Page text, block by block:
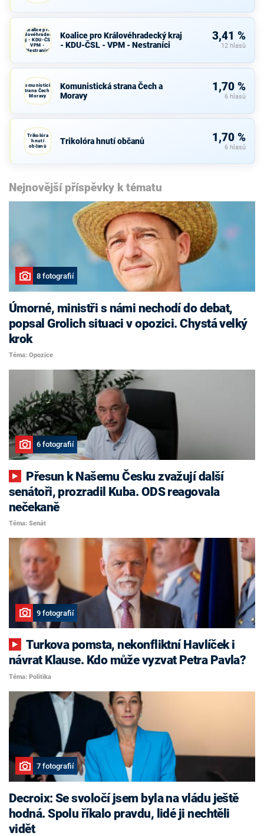
Koalice pro
Královéhradecký
kraj - KDU-ČSL -
VPM -
Nestraníci
Koalice pro Královéhradecký kraj
- KDU-ČSL - VPM - Nestraníci
3,41 %
12 hlasů
Komunistická
strana Čech a
Moravy
Komunistická strana Čech a
Moravy
1,70 %
6 hlasů
Trikolóra
hnutí
občanů
Trikolóra hnutí občanů 1,70 %
6 hlasů
Nejnovější příspěvky k tématu
8 fotografií
Úmorné, ministři s námi nechodí do debat,
popsal Grolich situaci v opozici. Chystá velký
krok
Téma: Opozice
6 fotografií
senátoři, prozradil Kuba. ODS reagovala
nečekaně
Téma: Senát
9 fotografií
Turkova pomsta, nekonfliktní Havlíček i
návrat Klause. Kdo může vyzvat Petra Pavla?
Téma: Politika
7 fotografií
Decroix: Se svoločí jsem byla na vládu ještě
hodná. Spolu říkalo pravdu, lidé ji nechtěli
vidět